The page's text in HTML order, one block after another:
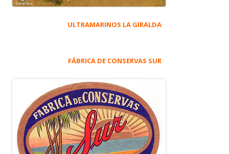
ULTRAMARINOS LA GIRALDA
FÁBRICA DE CONSERVAS SUR